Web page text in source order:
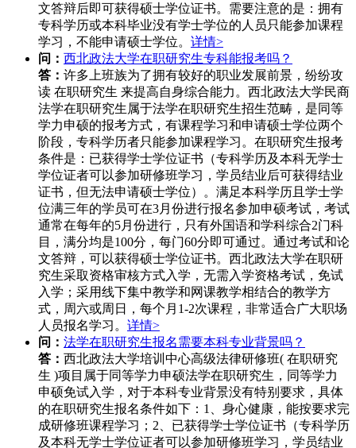
文答辩后即可获得硕士学位证书。需要注意的是：拥有
专科学历或本科毕业没有学士学位的人员只能参加课程
学习，不能申请硕士学位。 详情>
问： 西北政法大学在职研究生专科能报考吗？
答： 许多上班族为了拥有较好的职业发展前景，纷纷攻
读 在职研究生 来提高自身综合能力。西北政法大学民商
法学在职研究生属于法学在职研究生招生范畴，是同等
学力申硕的报考方式，有课程学习和申请硕士学位两个
阶段，专科学历者只能参加课程学习。在职研究生报考
条件是：已获得学士学位证书（专科学历及本科无学士
学位证者可以参加研修班学习，学员结业后可获得结业
证书，但无法申请硕士学位）。满足本科学历且学士学
位满三年的学员可在3月份进行报名参加申硕考试，考试
通常在每年的5月份进行，只有外国语和学科综合2门科
目，满分均是100分，每门60分即可通过。通过考试和论
文答辩，可以获得硕士学位证书。西北政法大学在职研
究生采取资格审核方式入学，无需入学资格考试，免试
入学；采用线下集中教学和网课教学相结合的教学方
式，周六或周日，每个月1-2次课程，非常适合广大职场
人员报名学习。 详情>
问： 法学在职研究生报名需要本科专业背景吗？
答： 西北政法大学培训中心高级法律研修班( 在职研究
生 )项目属于同等学力申硕法学在职研究生，同等学力
申硕免试入学，对于本科专业背景没有特别要求，具体
的在职研究生报名条件如下：1、身心健康，能按要求完
成研修班课程学习；2、已获得学士学位证书（专科学历
及本科无学士学位证者可以参加研修班学习，学员结业